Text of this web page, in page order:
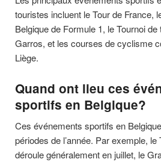
touristes incluent le Tour de France,
Belgique de Formule 1, le Tournoi
Garros, et les courses de cyclisme
Liège.
Quand ont lieu ces
sportifs en Belgique?
Ces événements sportifs en
périodes de l’année. Par exemple,
déroule généralement en juillet, le